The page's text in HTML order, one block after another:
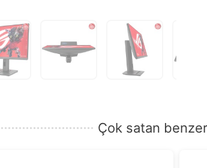
Çok satan